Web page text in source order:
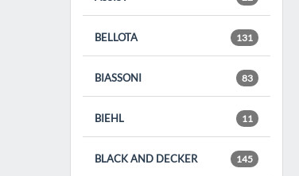
131
BELLOTA
83
BIASSONI
11
BIEHL
145
BLACK AND DECKER